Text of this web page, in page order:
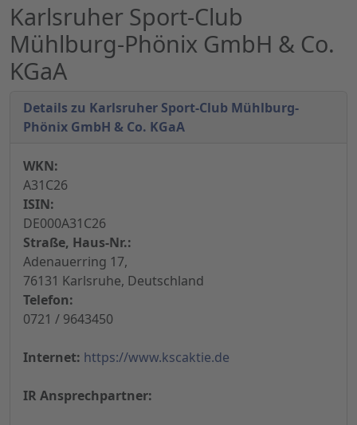
Karlsruher Sport-Club
Mühlburg-Phönix GmbH & Co.
KGaA
Details zu Karlsruher Sport-Club Mühlburg-
Phönix GmbH & Co. KGaA
WKN:
A31C26
ISIN:
DE000A31C26
Straße, Haus-Nr.:
Adenauerring 17,
76131 Karlsruhe, Deutschland
Telefon:
0721 / 9643450
Internet: https://www.kscaktie.de
IR Ansprechpartner: